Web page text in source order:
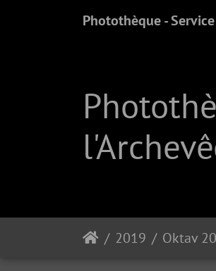
Photothèque -
2019 Oktav